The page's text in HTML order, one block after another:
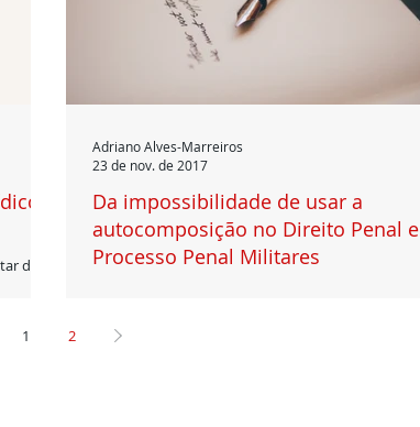
do
Da impossibilidade de usar a
autocomposição no Direito Penal e
Processo Penal Militares
coordenador do Curso Prático...
Adriano Alves-Marreiros
23 de nov. de 2017
1 2